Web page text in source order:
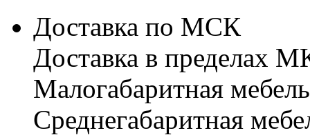
Доставка по МСК
Доставка в пределах
Малогабаритная
Cреднегабаритная